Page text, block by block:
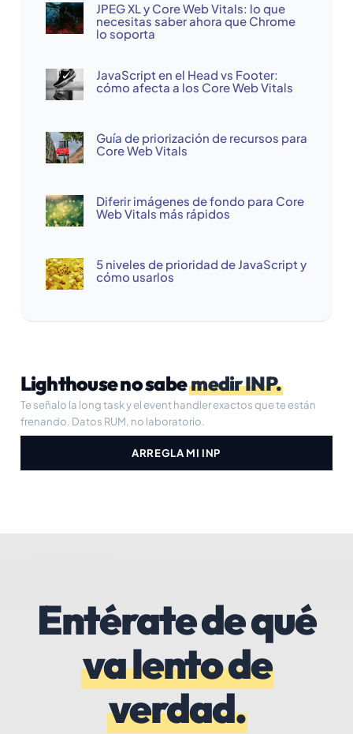
JPEG XL y Core Web Vitals: lo que
necesitas saber ahora que Chrome
lo soporta
JavaScript en el Head vs Footer:
cómo afecta a los Core Web Vitals
Guía de priorización de recursos para
Core Web Vitals
Diferir imágenes de fondo para Core
Web Vitals más rápidos
5 niveles de prioridad de JavaScript y
cómo usarlos
Lighthouse no sabemedir INP.
Te señalo la long task y el event handler exactos que te están
frenando. Datos RUM, no laboratorio.
ARREGLA MI INP
Entérate de qué
va lento de
verdad.